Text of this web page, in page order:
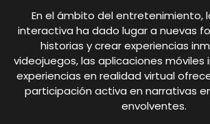
En el ámbito del entretenimiento,
interactiva ha dado lugar a nuevas
historias y crear experiencias
videojuegos, las aplicaciones móviles
experiencias en realidad virtual
participación activa en narrativas
envolventes.